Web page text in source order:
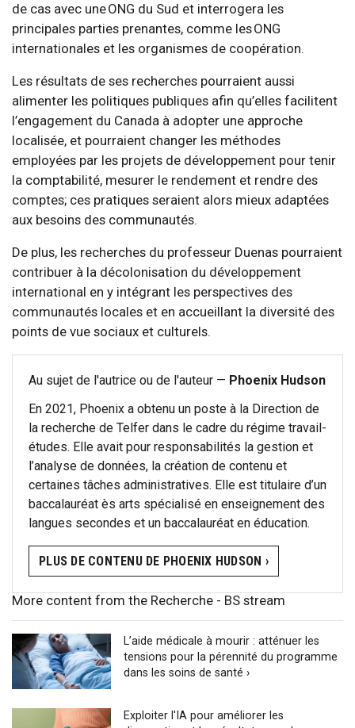
de cas avec une ONG du Sud et interrogera les
principales parties prenantes, comme les ONG
internationales et les organismes de coopération.
Les résultats de ses recherches pourraient aussi
alimenter les politiques publiques afin qu’elles facilitent
l’engagement du Canada à adopter une approche
localisée, et pourraient changer les méthodes
employées par les projets de développement pour tenir
la comptabilité, mesurer le rendement et rendre des
comptes; ces pratiques seraient alors mieux adaptées
aux besoins des communautés.
De plus, les recherches du professeur Duenas pourraient
contribuer à la décolonisation du développement
international en y intégrant les perspectives des
communautés locales et en accueillant la diversité des
points de vue sociaux et culturels.
Au sujet de l'autrice ou de l'auteur — Phoenix Hudson
En 2021, Phoenix a obtenu un poste à la Direction de
la recherche de Telfer dans le cadre du régime travail-
études. Elle avait pour responsabilités la gestion et
l’analyse de données, la création de contenu et
certaines tâches administratives. Elle est titulaire d’un
baccalauréat ès arts spécialisé en enseignement des
langues secondes et un baccalauréat en éducation.
PLUS DE CONTENU DE PHOENIX HUDSON ›
More content from the Recherche - BS stream
L’aide médicale à mourir : atténuer les
tensions pour la pérennité du programme
dans les soins de santé ›
Exploiter l'IA pour améliorer les